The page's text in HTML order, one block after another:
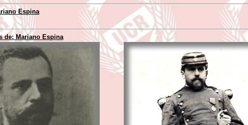
Espina
de: Mariano Espina